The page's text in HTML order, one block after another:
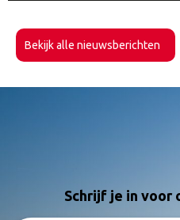
Bekijk alle nieuwsberichten
Schrijf je in voor